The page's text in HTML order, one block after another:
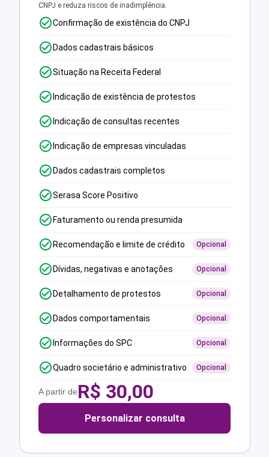
CNPJ e reduza riscos de inadimplência.
Confirmação de existência do CNPJ
Dados cadastrais básicos
Situação na Receita Federal
Indicação de existência de protestos
Indicação de consultas recentes
Indicação de empresas vinculadas
Dados cadastrais completos
Serasa Score Positivo
Faturamento ou renda presumida
Recomendação e limite de crédito Opcional
Dívidas, negativas e anotações Opcional
Detalhamento de protestos Opcional
Dados comportamentais Opcional
Informações do SPC Opcional
Quadro societário e administrativo Opcional
A partir deR$ 30,00
Personalizar consulta